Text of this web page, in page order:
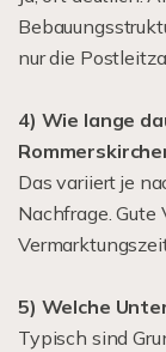
nur die
4) Wie lange
Das variiert je
Nachfrage. Gute
5) Welche
Typisch sind